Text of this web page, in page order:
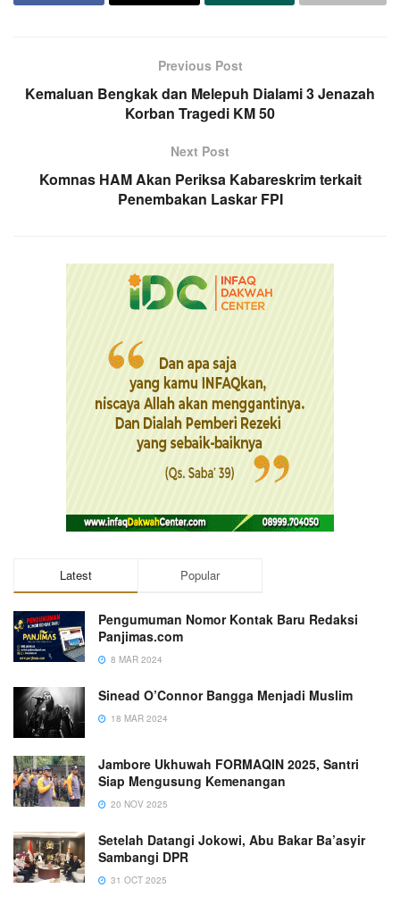
Previous Post
Kemaluan Bengkak dan Melepuh Dialami 3 Jenazah
Korban Tragedi KM 50
Next Post
Komnas HAM Akan Periksa Kabareskrim terkait
Penembakan Laskar FPI
Latest Popular
Pengumuman Nomor Kontak Baru Redaksi
Panjimas.com
8 MAR 2024
Sinead O’Connor Bangga Menjadi Muslim
18 MAR 2024
Jambore Ukhuwah FORMAQIN 2025, Santri
Siap Mengusung Kemenangan
20 NOV 2025
Setelah Datangi Jokowi, Abu Bakar Ba’asyir
Sambangi DPR
31 OCT 2025